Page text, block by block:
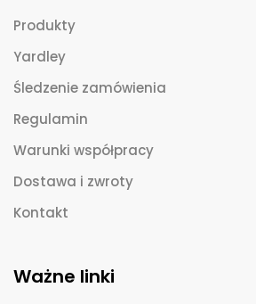
Produkty
Yardley
Śledzenie zamówienia
Regulamin
Warunki współpracy
Dostawa i zwroty
Kontakt
Ważne linki